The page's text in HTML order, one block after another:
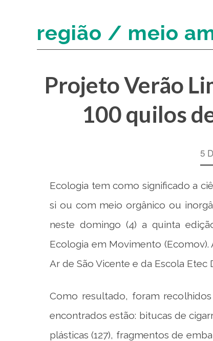
região / meio
Projeto Verão
100 quilos
5
Ecologia tem como significado a
si ou com meio orgânico ou
neste domingo (4) a quinta
Ecologia em Movimento
Ar de São Vicente e da Escola
Como resultado, foram
encontrados estão: bitucas de
plásticas (127), fragmentos de